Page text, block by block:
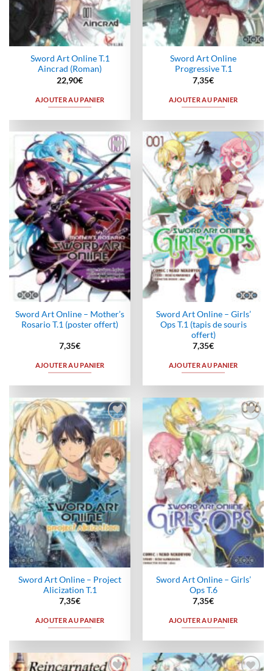
Sword Art Online T.1
Aincrad (Roman)
22,90€
AJOUTER AU PANIER
Sword Art Online
Progressive T.1
7,35€
AJOUTER AU PANIER
Ajouter
à la
wishlist
Sword Art Online – Mother’s
Rosario T.1 (poster offert)
7,35€
AJOUTER AU PANIER
Ajouter
à la
wishlist
Sword Art Online – Girls’
Ops T.1 (tapis de souris
offert)
7,35€
AJOUTER AU PANIER
Ajouter
à la
wishlist
Sword Art Online – Project
Alicization T.1
7,35€
AJOUTER AU PANIER
Ajouter
à la
wishlist
Sword Art Online – Girls’
Ops T.6
7,35€
AJOUTER AU PANIER